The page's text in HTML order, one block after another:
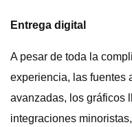
Entrega digital
A pesar de toda la
experiencia, las fuentes
avanzadas, los gráficos
integraciones